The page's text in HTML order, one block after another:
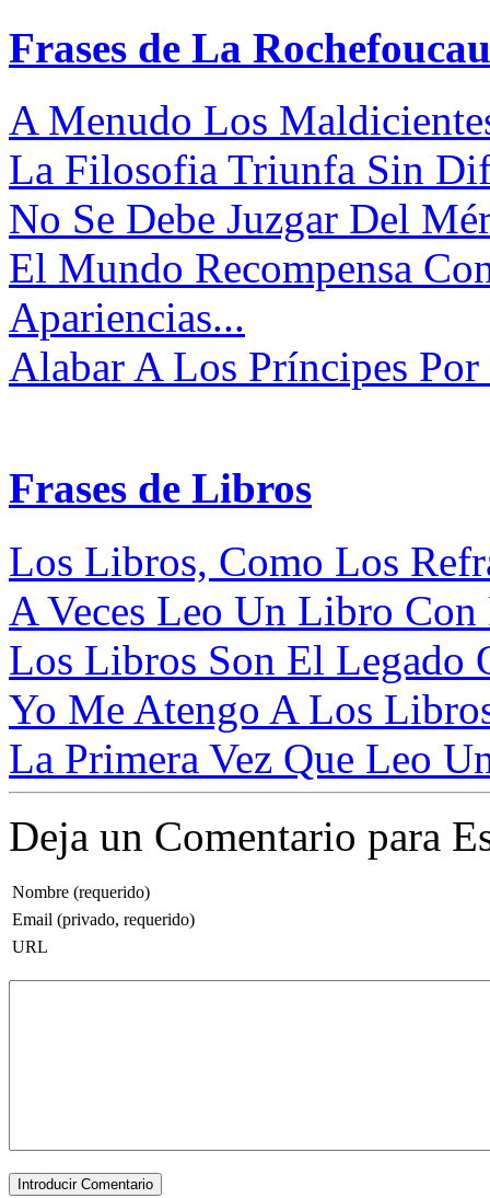
Frases de La
A Menudo Los
La Filosofia Triunfa Sin
No Se Debe Juzgar Del
El Mundo Recompensa
Apariencias...
Alabar A Los Príncipes
Frases de Libros
Los Libros, Como Los
A Veces Leo Un Libro Con
Los Libros Son El Legado
Yo Me Atengo A Los
La Primera Vez Que Leo
Deja un Comentario para
Nombre (requerido)
Email (privado, requerido)
URL